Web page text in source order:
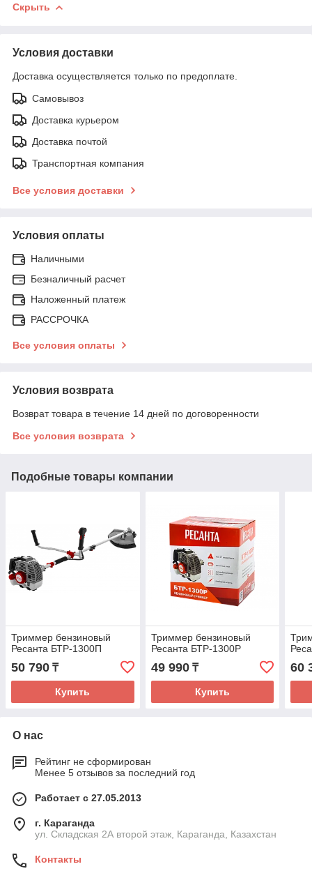
Скрыть
Условия доставки
Доставка осуществляется только по предоплате.
Самовывоз
Доставка курьером
Доставка почтой
Транспортная компания
Все условия доставки
Условия оплаты
Наличными
Безналичный расчет
Наложенный платеж
РАССРОЧКА
Все условия оплаты
Условия возврата
Возврат товара в течение 14 дней по договоренности
Все условия возврата
Подобные товары компании
Триммер бензиновый
Ресанта БТР-1300П
50 790 ₸
Купить
Триммер бензиновый
Ресанта БТР-1300Р
49 990₸
Купить
60
О нас
Рейтинг не сформирован
Менее 5 отзывов за последний год
Работает с 27.05.2013
г. Караганда
ул. Складская 2А второй этаж, Караганда, Казахстан
Контакты